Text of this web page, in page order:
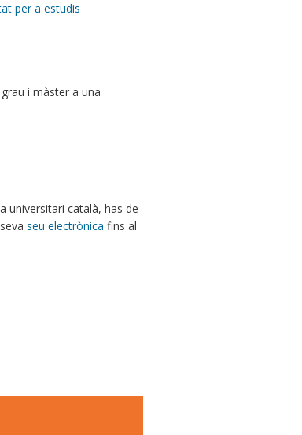
per a estudis
i màster a una
universitari català, has de
seu electrònica fins al